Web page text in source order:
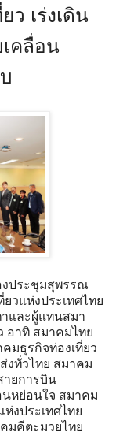
เร่งเดิน
คลื่อน
งประชุม​สุพรรณ
วแห่งประเทศไทย
และผู้แทนสมา
อาทิ​ สมาคมไทย
มธุรกิจท่องเที่ยว
งทั่วไทย สมาคม
ายการบิน
หย่อนใจ สมาคม
งประเทศไทย
มคีตะมวยไทย